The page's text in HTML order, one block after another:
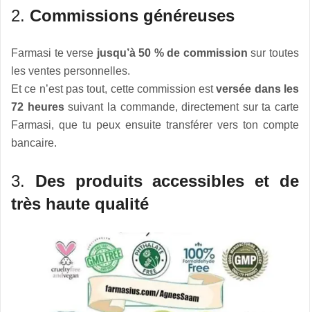
2. Commissions généreuses
Farmasi te verse jusqu’à 50 % de commission sur toutes
les ventes personnelles.
Et ce n’est pas tout, cette commission estversée dans les
72 heuressuivant la commande, directement sur ta carte
Farmasi, que tu peux ensuite transférer vers ton compte
bancaire.
3. Des produits accessibles et de
très haute qualité